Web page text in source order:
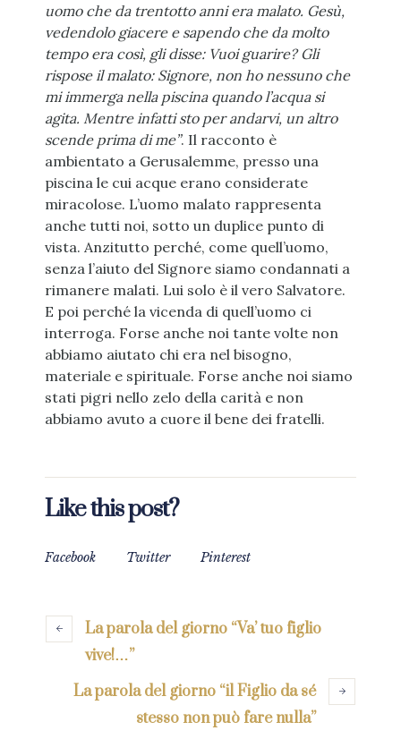
uomo che da trentotto anni era malato. Gesù,
vedendolo giacere e sapendo che da molto
tempo era così, gli disse: Vuoi guarire? Gli
rispose il malato: Signore, non ho nessuno che
mi immerga nella piscina quando l’acqua si
agita. Mentre infatti sto per andarvi, un altro
scende prima di me”. Il racconto è
ambientato a Gerusalemme, presso una
piscina le cui acque erano considerate
miracolose. L’uomo malato rappresenta
anche tutti noi, sotto un duplice punto di
vista. Anzitutto perché, come quell’uomo,
senza l’aiuto del Signore siamo condannati a
rimanere malati. Lui solo è il vero Salvatore.
E poi perché la vicenda di quell’uomo ci
interroga. Forse anche noi tante volte non
abbiamo aiutato chi era nel bisogno,
materiale e spirituale. Forse anche noi siamo
stati pigri nello zelo della carità e non
abbiamo avuto a cuore il bene dei fratelli.
Like this post?
Facebook Twitter Pinterest
La parola del giorno “Va’ tuo figlio
vive!…”
La parola del giorno “il Figlio da sé
stesso non può fare nulla”